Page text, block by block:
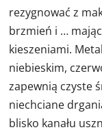
rezygnować z
brzmień i …
kieszeniami.
niebieskim,
zapewnią czyste
niechciane
blisko kanału